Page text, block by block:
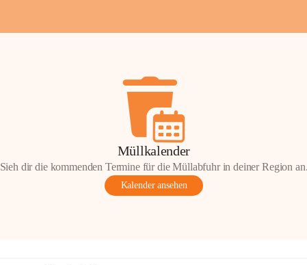
Müllkalender
Sieh dir die kommenden Termine für die Müllabfuhr in deiner Region an.
Kalender ansehen